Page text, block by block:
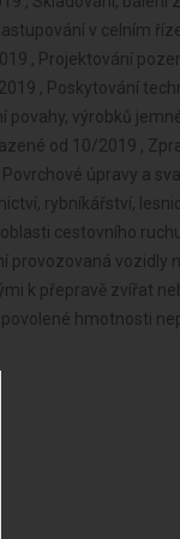
v celním
, Projektování
, Poskytování
výrobků
od 10/2019 ,
úpravy a
rybníkářství,
cestovního
provozovaná vozidly
k přepravě zvířat
hmotnosti